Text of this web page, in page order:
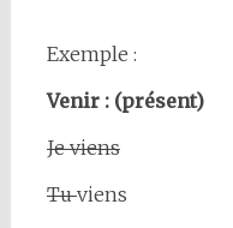
Exemple :
Venir : (présent)
Je viens
Tuviens